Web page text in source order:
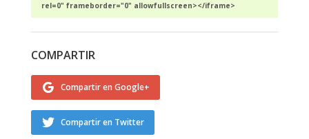
rel=0" frameborder="0" allowfullscreen></iframe>
COMPARTIR
Compartir en Google+
Compartir en Twitter